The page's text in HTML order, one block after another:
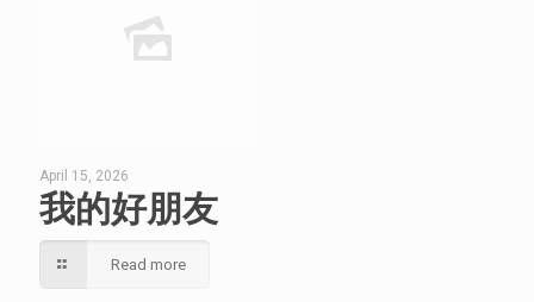
April 15, 2026
我的好朋友
Read more